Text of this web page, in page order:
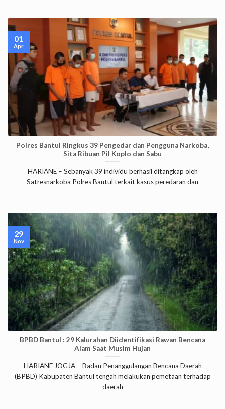
Polres Bantul Ringkus 39 Pengedar dan Pengguna Narkoba,
Sita Ribuan Pil Koplo dan Sabu
HARIANE – Sebanyak 39 individu berhasil ditangkap oleh
Satresnarkoba Polres Bantul terkait kasus peredaran dan
01
Apr
BPBD Bantul : 29 Kalurahan Diidentifikasi Rawan Bencana
Alam Saat Musim Hujan
HARIANE JOGJA – Badan Penanggulangan Bencana Daerah
(BPBD) Kabupaten Bantul tengah melakukan pemetaan terhadap
daerah
29
Nov